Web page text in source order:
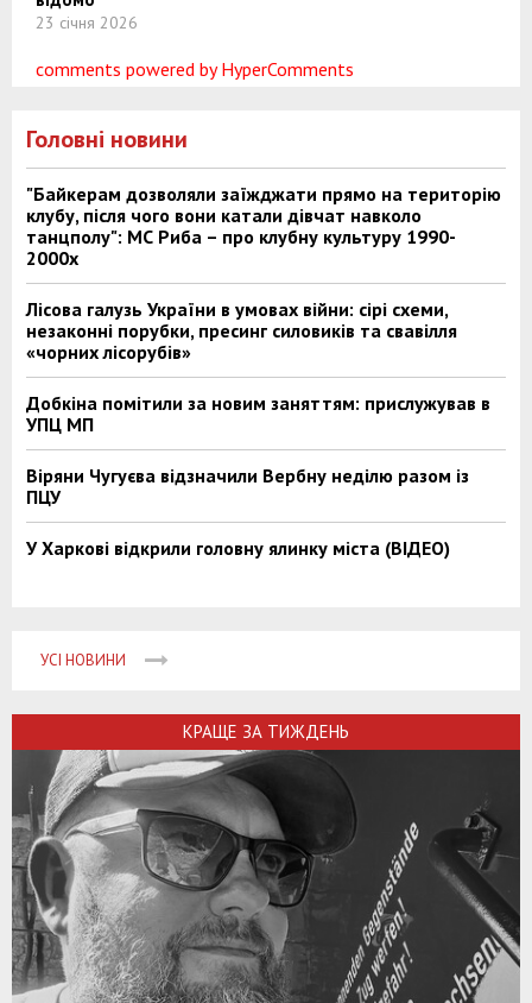
23 січня 2026
comments powered by HyperComments
Головні новини
"Байкерам дозволяли заїжджати прямо на територію
клубу, після чого вони катали дівчат навколо
танцполу": МС Риба – про клубну культуру 1990-
2000х
Лісова галузь України в умовах війни: сірі схеми,
незаконні порубки, пресинг силовиків та свавілля
«чорних лісорубів»
Добкіна помітили за новим заняттям: прислужував в
УПЦ МП
Віряни Чугуєва відзначили Вербну неділю разом із
ПЦУ
У Харкові відкрили головну ялинку міста (ВІДЕО)
УСІ НОВИНИ
КРАЩЕ ЗА ТИЖДЕНЬ